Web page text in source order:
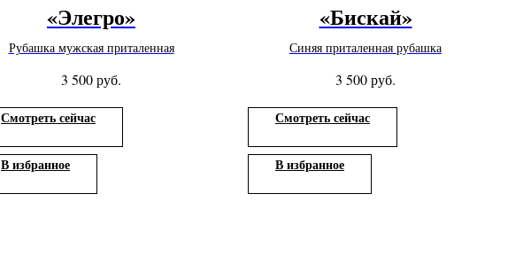
«Элегро»
Рубашка мужская приталенная
3 500руб.
Смотреть сейчас
В избранное
«Бискай»
Синяя приталенная рубашка
3 500руб.
Смотреть сейчас
В избранное